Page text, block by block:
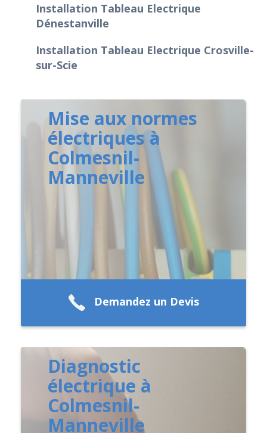
Installation Tableau Electrique
Dénestanville
Installation Tableau Electrique Crosville-
sur-Scie
Mise aux normes
électriques à
Colmesnil-
Manneville
Demandez un Devis
Diagnostic
électrique à
Colmesnil-
Manneville